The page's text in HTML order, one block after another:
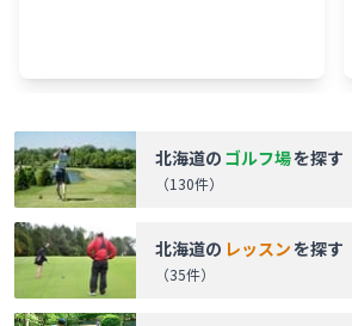
北海道の ゴルフ場を探す
（130件）
北海道の レッスンを探す
（35件）